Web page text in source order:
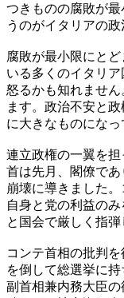
つきものの腐敗が
うのがイタリアの
腐敗が最小限にと
いる多くのイタリ
怒るかも知れませ
ます。政治不安と
に大きなものになっ
連立政権の一翼を
首は先月、閣僚で
崩壊に導きました
自身と党の利益の
と国会で厳しく指弾
コンテ首相の批判
を倒して総選挙に
副首相兼内務大臣